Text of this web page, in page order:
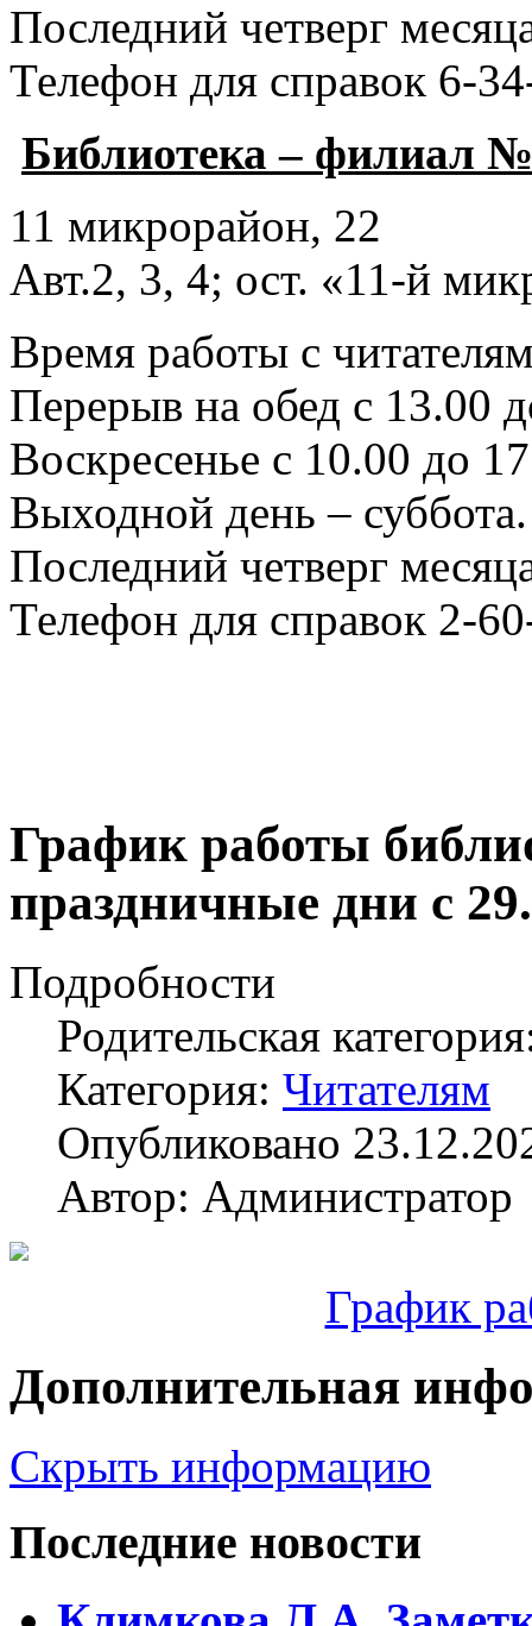
Последний четверг
Телефон для справок 6-
Библиотека – филиал
11 микрорайон, 22
Авт.2, 3, 4; ост. «11-й
Время работы с
Перерыв на обед с 13.00
Воскресенье с 10.00 до
Выходной день – суббота.
Последний четверг
Телефон для справок 2-
График работы
праздничные дни с
Подробности
Родительская
Категория: Читателям
Опубликовано
Автор: Администратор
График
Дополнительная
Скрыть информацию
Последние новости